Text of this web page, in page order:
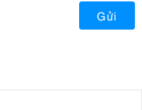
Gửi